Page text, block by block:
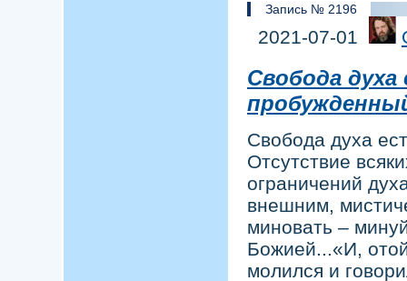
Запись № 2196
2021-07-01
Свобода
Свобода духа
Отсутствие
ограничений
внешним,
миновать –
Божией...«И,
молился и